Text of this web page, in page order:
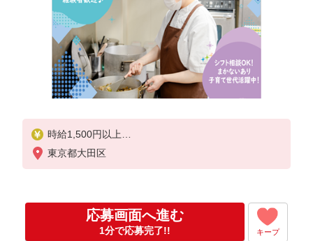
時給1,500円以上
※経験によりスタート時給は変動します。
※アルバイト賞与（寸志）：あり
年2回。勤続年数により金額UP。
東京都大田区
応募画面へ進む
1分で応募完了!! キープ